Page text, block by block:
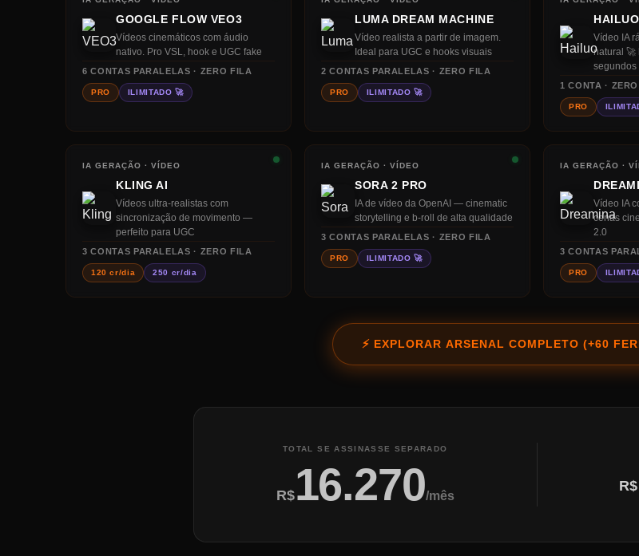
GOOGLE FLOW VEO3
Vídeos cinemáticos com áudio
nativo. Pro VSL, hook e UGC fake
6CONTAS PARALELAS · ZERO FILA
PRO ILIMITADO 🚀
LUMA DREAM MACHINE
Vídeo realista a partir de imagem.
Ideal para UGC e hooks visuais
2CONTAS PARALELAS · ZERO FILA
PRO ILIMITADO 🚀
Vídeo IA
natural 🚀
segundos
1 CONTA ·
PRO
IA GERAÇÃO · VÍDEO
KLING AI
Vídeos ultra-realistas com
sincronização de movimento —
perfeito para UGC
3CONTAS PARALELAS · ZERO FILA
120 cr/dia 250 cr/dia
IA GERAÇÃO · VÍDEO
SORA 2 PRO
IA de vídeo da OpenAI — cinematic
storytelling e b-roll de alta qualidade
3CONTAS PARALELAS · ZERO FILA
PRO ILIMITADO 🚀
IA GERAÇÃO ·
Vídeo IA
cenas
2.0
3CONTAS
PRO
⚡ EXPLORAR ARSENAL COMPLETO (+60
TOTAL SE ASSINASSE SEPARADO
R$16.270/mês
R$